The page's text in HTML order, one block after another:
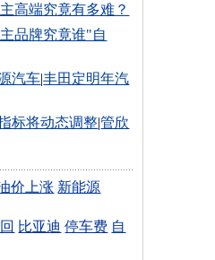
高端究竟有多难？
品牌究竟谁"自
汽车|丰田定明年汽
标将动态调整|管欣
价上涨 新能源
比亚迪 停车费 自